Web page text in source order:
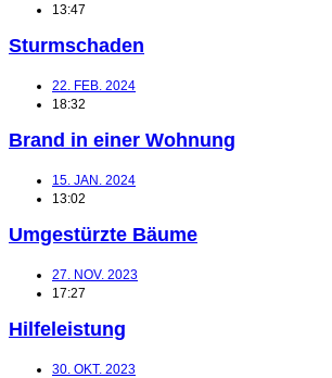
13:47
Sturmschaden
22. FEB. 2024
18:32
Brand in einer Wohnung
15. JAN. 2024
13:02
Umgestürzte Bäume
27. NOV. 2023
17:27
Hilfeleistung
30. OKT. 2023